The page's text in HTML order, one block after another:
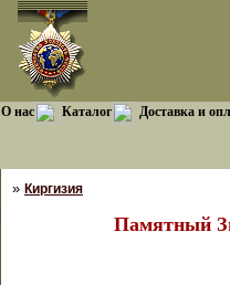
О нас Каталог Доставка и
» Киргизия
Памятный